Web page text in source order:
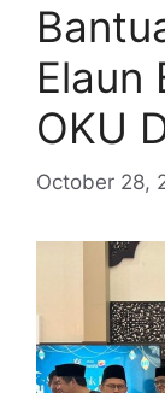
Elaun
OKU
October 28,